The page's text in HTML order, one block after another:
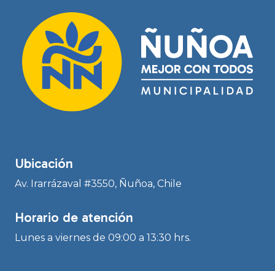
Ubicación
Av. Irarrázaval #3550, Ñuñoa, Chile
Horario de atención
Lunes a viernes de 09:00 a 13:30 hrs.